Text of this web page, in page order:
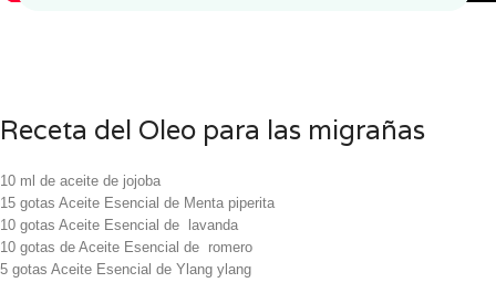
Receta del Oleo para las migrañas
10 ml de aceite de jojoba
15 gotas Aceite Esencial de Menta piperita
10 gotas Aceite Esencial de lavanda
10 gotas de Aceite Esencial de romero
5 gotas Aceite Esencial de Ylang ylang